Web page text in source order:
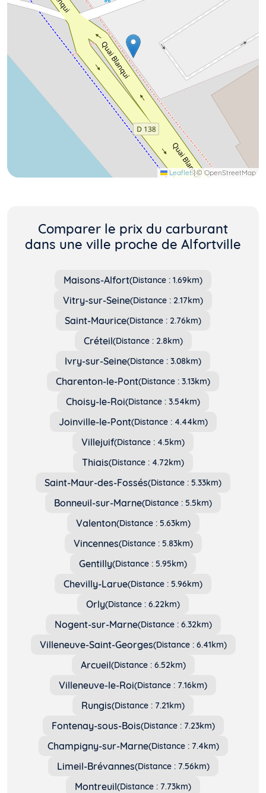
Leaflet |© OpenStreetMap
Comparer le prix du carburant
dans une ville proche de Alfortville
Maisons-Alfort(Distance : 1.69km)
Vitry-sur-Seine(Distance : 2.17km)
Saint-Maurice(Distance : 2.76km)
Créteil(Distance : 2.8km)
Ivry-sur-Seine(Distance : 3.08km)
Charenton-le-Pont(Distance : 3.13km)
Choisy-le-Roi(Distance : 3.54km)
Joinville-le-Pont(Distance : 4.44km)
Villejuif(Distance : 4.5km)
Thiais(Distance : 4.72km)
Saint-Maur-des-Fossés(Distance : 5.33km)
Bonneuil-sur-Marne(Distance : 5.5km)
Valenton(Distance : 5.63km)
Vincennes(Distance : 5.83km)
Gentilly(Distance : 5.95km)
Chevilly-Larue(Distance : 5.96km)
Orly(Distance : 6.22km)
Nogent-sur-Marne(Distance : 6.32km)
Villeneuve-Saint-Georges(Distance : 6.41km)
Arcueil(Distance : 6.52km)
Villeneuve-le-Roi(Distance : 7.16km)
Rungis(Distance : 7.21km)
Fontenay-sous-Bois(Distance : 7.23km)
Champigny-sur-Marne(Distance : 7.4km)
Limeil-Brévannes(Distance : 7.56km)
Montreuil(Distance : 7.73km)